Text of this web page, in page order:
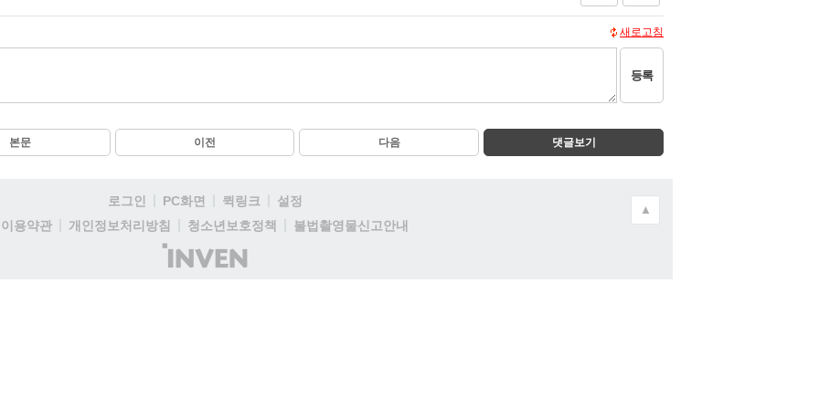
새로고침
등록
본문 이전 다음 댓글보기
로그인 PC화면 퀵링크
설정
이용약관
개인정보처리방침 청소년보호정책
불법촬영물신고안내
(주)
인
▲